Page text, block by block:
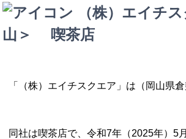
（株）エイチ
山＞ 喫茶店
「（株）エイチスクエア」は（岡山県
同社は喫茶店で、令和7年（2025年）5